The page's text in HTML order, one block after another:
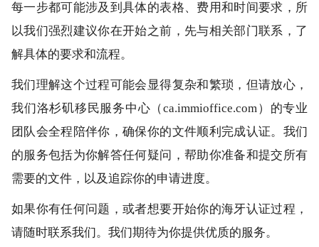
每一步都可能涉及到具体的表格、费用和时间要求，所
以我们强烈建议你在开始之前，先与相关部门联系，了
解具体的要求和流程。
我们理解这个过程可能会显得复杂和繁琐，但请放心，
我们洛杉矶移民服务中心（ca.immioffice.com）的专业
团队会全程陪伴你，确保你的文件顺利完成认证。我们
的服务包括为你解答任何疑问，帮助你准备和提交所有
需要的文件，以及追踪你的申请进度。
如果你有任何问题，或者想要开始你的海牙认证过程，
请随时联系我们。我们期待为你提供优质的服务。